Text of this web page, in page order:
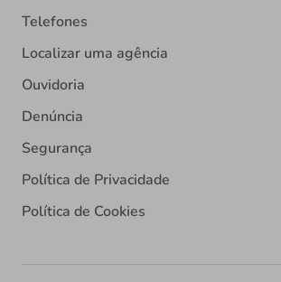
Telefones
Localizar uma agência
Ouvidoria
Denúncia
Segurança
Política de Privacidade
Política de Cookies